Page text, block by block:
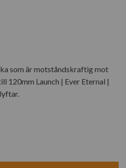
som är motståndskraftig mot
120mm Launch | Ever Eternal |